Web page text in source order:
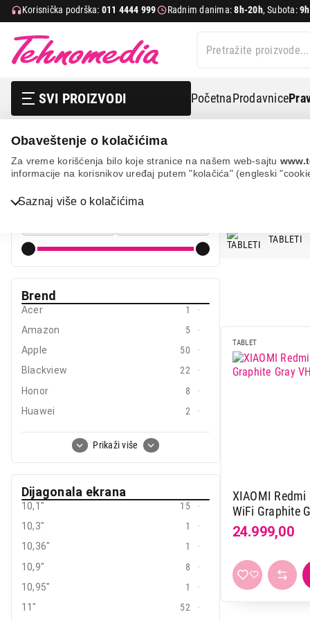
Obaveštenje o kolačićima
Za vreme korišćenja bilo koje stranice na našem web-sajtu
informacije na korisnikov uređaj putem "kolačića" (engleski
Saznaj više o kolačićima
Korisnička podrška: 011 4444 999 Radnim danima:8h-20h, Subota:
SVI PROIZVODI PočetnaProdavnice
Bela tehnika
TV, audio, video i foto
IT & Gaming
Mali kućni aparati
Mali kuhinjski aparati
Grejanje i hlađenje
Sport i putovanje
Sve za kuću i baštu
Mobilni telefoni i tableti
Cena od Cena do
Brend
Prikaži više
Acer
1
Amazon
5
Apple
50
Blackview
22
Honor
8
Huawei
2
Lenovo
8
Onyx
3
Redline
Samsung
28
Xiaomi
36
Dijagonala ekrana
10,1"
15
10,3"
1
10,36"
1
10,9"
8
10,95"
1
11"
52
TABLET
TABLETI
TABLET
XIAOMI
WiFi Graphite
24.999,00